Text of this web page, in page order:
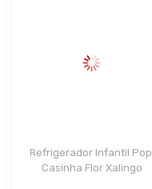
Refrigerador Infantil Pop
Casinha Flor Xalingo